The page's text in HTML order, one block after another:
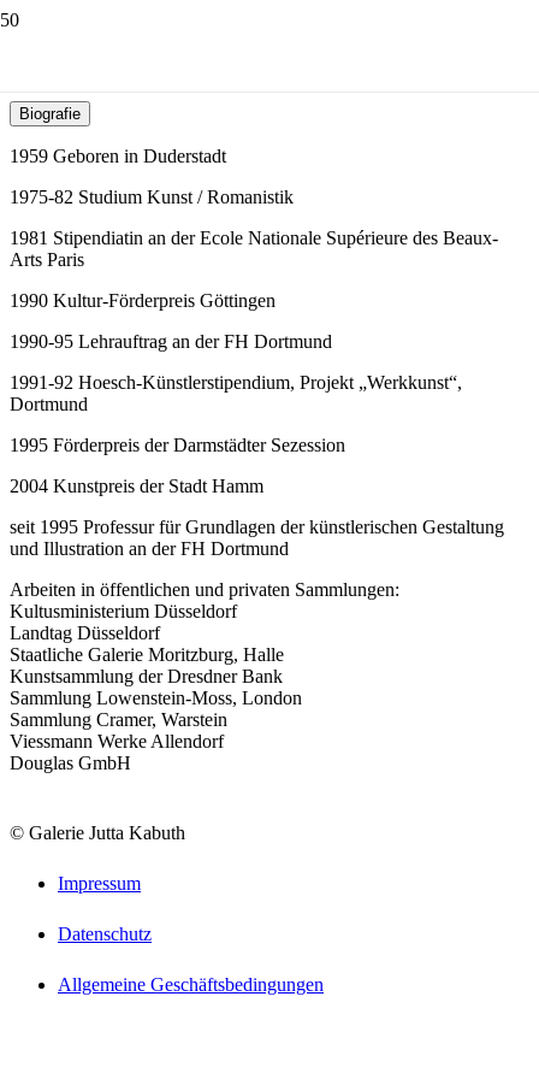
Biografie
1959 Geboren in Duderstadt
1975-82 Studium Kunst / Romanistik
1981 Stipendiatin an der Ecole Nationale Supérieure des Beaux-
Arts Paris
1990 Kultur-Förderpreis Göttingen
1990-95 Lehrauftrag an der FH Dortmund
1991-92 Hoesch-Künstlerstipendium, Projekt „Werkkunst“,
Dortmund
1995 Förderpreis der Darmstädter Sezession
2004 Kunstpreis der Stadt Hamm
seit 1995 Professur für Grundlagen der künstlerischen Gestaltung
und Illustration an der FH Dortmund
Arbeiten in öffentlichen und privaten Sammlungen:
Kultusministerium Düsseldorf
Landtag Düsseldorf
Staatliche Galerie Moritzburg, Halle
Kunstsammlung der Dresdner Bank
Sammlung Lowenstein-Moss, London
Sammlung Cramer, Warstein
Viessmann Werke Allendorf
Douglas GmbH
© Galerie Jutta Kabuth
Impressum
Datenschutz
Allgemeine Geschäftsbedingungen